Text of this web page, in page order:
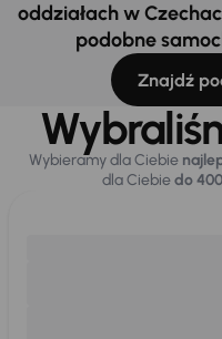
oddziałach w
podobne
Znajdź
Wybieramy dla Ciebie
dla Ciebiedo